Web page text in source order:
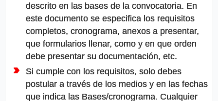
descrito en las bases de la convocatoria. En
este documento se especifica los requisitos
completos, cronograma, anexos a presentar,
que formularios llenar, como y en que orden
debe presentar su documentación, etc.
Si cumple con los requisitos, solo debes
postular a través de los medios y en las fechas
que indica las Bases/cronograma. Cualquier